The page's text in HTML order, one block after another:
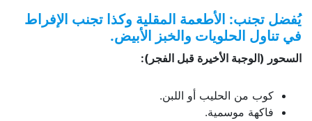
يُفضل تجنب: الأطعمة المقلية وكذا تجنب الإفراط
في تناول الحلويات والخبز الأبيض.
السحور (الوجبة الأخيرة قبل الفجر):
كوب من الحليب أو اللبن.
فاكهة موسمية.